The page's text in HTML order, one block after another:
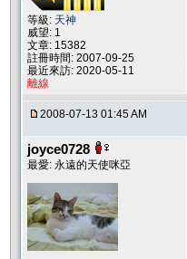
等級: 天神
威望: 1
文章: 15382
註冊時間: 2007-09-25
最近來訪: 2020-05-11
離線
2008-07-13 01:45 AM
joyce0728
最愛: 永遠的天使咪亞